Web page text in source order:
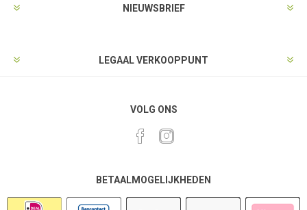
NIEUWSBRIEF
LEGAAL VERKOOPPUNT
VOLG ONS
BETAALMOGELIJKHEDEN